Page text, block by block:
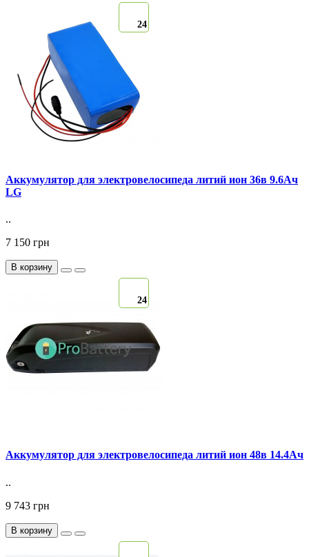
24
Аккумулятор для электровелосипеда литий ион 36в 9.6Ач
LG
..
7 150 грн
В корзину
24
Аккумулятор для электровелосипеда литий ион 48в 14.4Ач
..
9 743 грн
В корзину